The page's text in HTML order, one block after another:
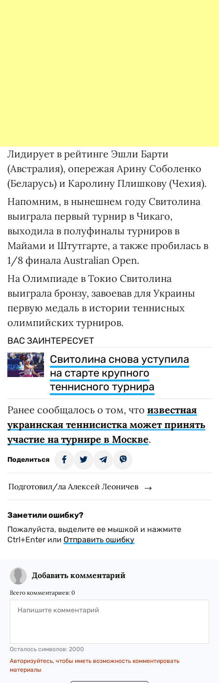
Лидирует в рейтинге Эшли Барти
(Австралия), опережая Арину Соболенко
(Беларусь) и Каролину Плишкову (Чехия).
Напомним, в нынешнем году Свитолина
выиграла первый турнир в Чикаго,
выходила в полуфиналы турниров в
Майами и Штутгарте, а также пробилась в
1/8 финала Australian Open.
На Олимпиаде в Токио Свитолина
выиграла бронзу, завоевав для Украины
первую медаль в истории теннисных
олимпийских турниров.
ВАС ЗАИНТЕРЕСУЕТ
Свитолина снова уступила
на старте крупного
теннисного турнира
Ранее сообщалось о том, что известная
украинская теннисистка может принять
участие на турнире в Москве.
Поделиться
Подготовил/ла Алексей Леоничев
Заметили ошибку?
Пожалуйста, выделите ее мышкой и нажмите
Ctrl+Enter или Отправить ошибку
Добавить комментарий
Всего комментариев: 0
Осталось символов: 2000
Авторизуйтесь, чтобы иметь возможность комментировать
материалы